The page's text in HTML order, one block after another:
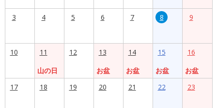
3 4 5 6 7 8 9
10
11
山の日
12
13
お盆
14
お盆
15
お盆
16
お盆
17
18 19 20 21 22 23